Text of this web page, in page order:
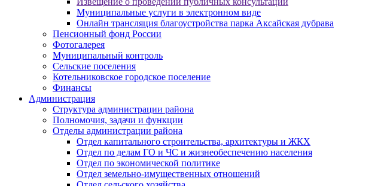
Муниципальные услуги в электронном виде
Онлайн трансляция благоустройства парка Аксайская дубрава
Пенсионный фонд России
Фотогалерея
Муниципальный контроль
Сельские поселения
Котельниковское городское поселение
Финансы
Администрация
Структура администрации района
Полномочия, задачи и функции
Отделы администрации района
Отдел капитального строительства, архитектуры и ЖКХ
Отдел по делам ГО и ЧС и жизнеобеспечению населения
Отдел по экономической политике
Отдел земельно-имущественных отношений